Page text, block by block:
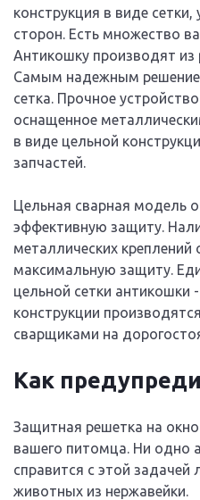
конструкция в виде сетки,
сторон. Есть множество
Антикошку производят из
Самым надежным
сетка. Прочное
оснащенное
в виде цельной
запчастей.
Цельная сварная модель
эффективную защиту.
металлических креплений
максимальную защиту.
цельной сетки антикошки
конструкции
сварщиками на
Как
Защитная решетка на
вашего питомца. Ни одно
справится с этой задачей
животных из нержавейки.